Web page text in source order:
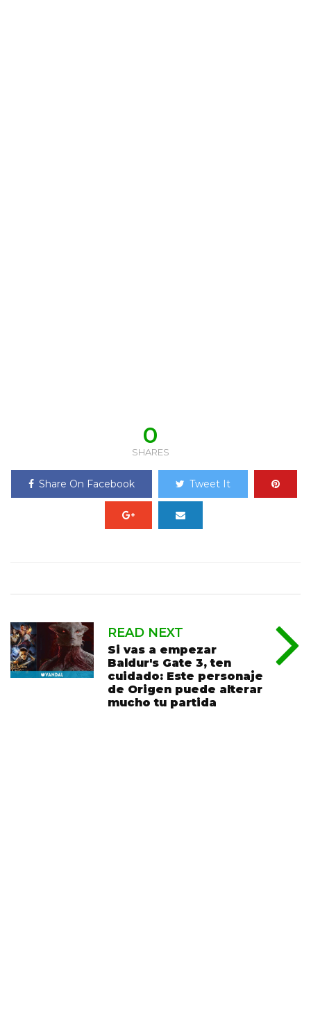
0
SHARES
Share On Facebook Tweet It
READ NEXT
Si vas a empezar
Baldur's Gate 3, ten
cuidado: Este personaje
de Origen puede alterar
mucho tu partida